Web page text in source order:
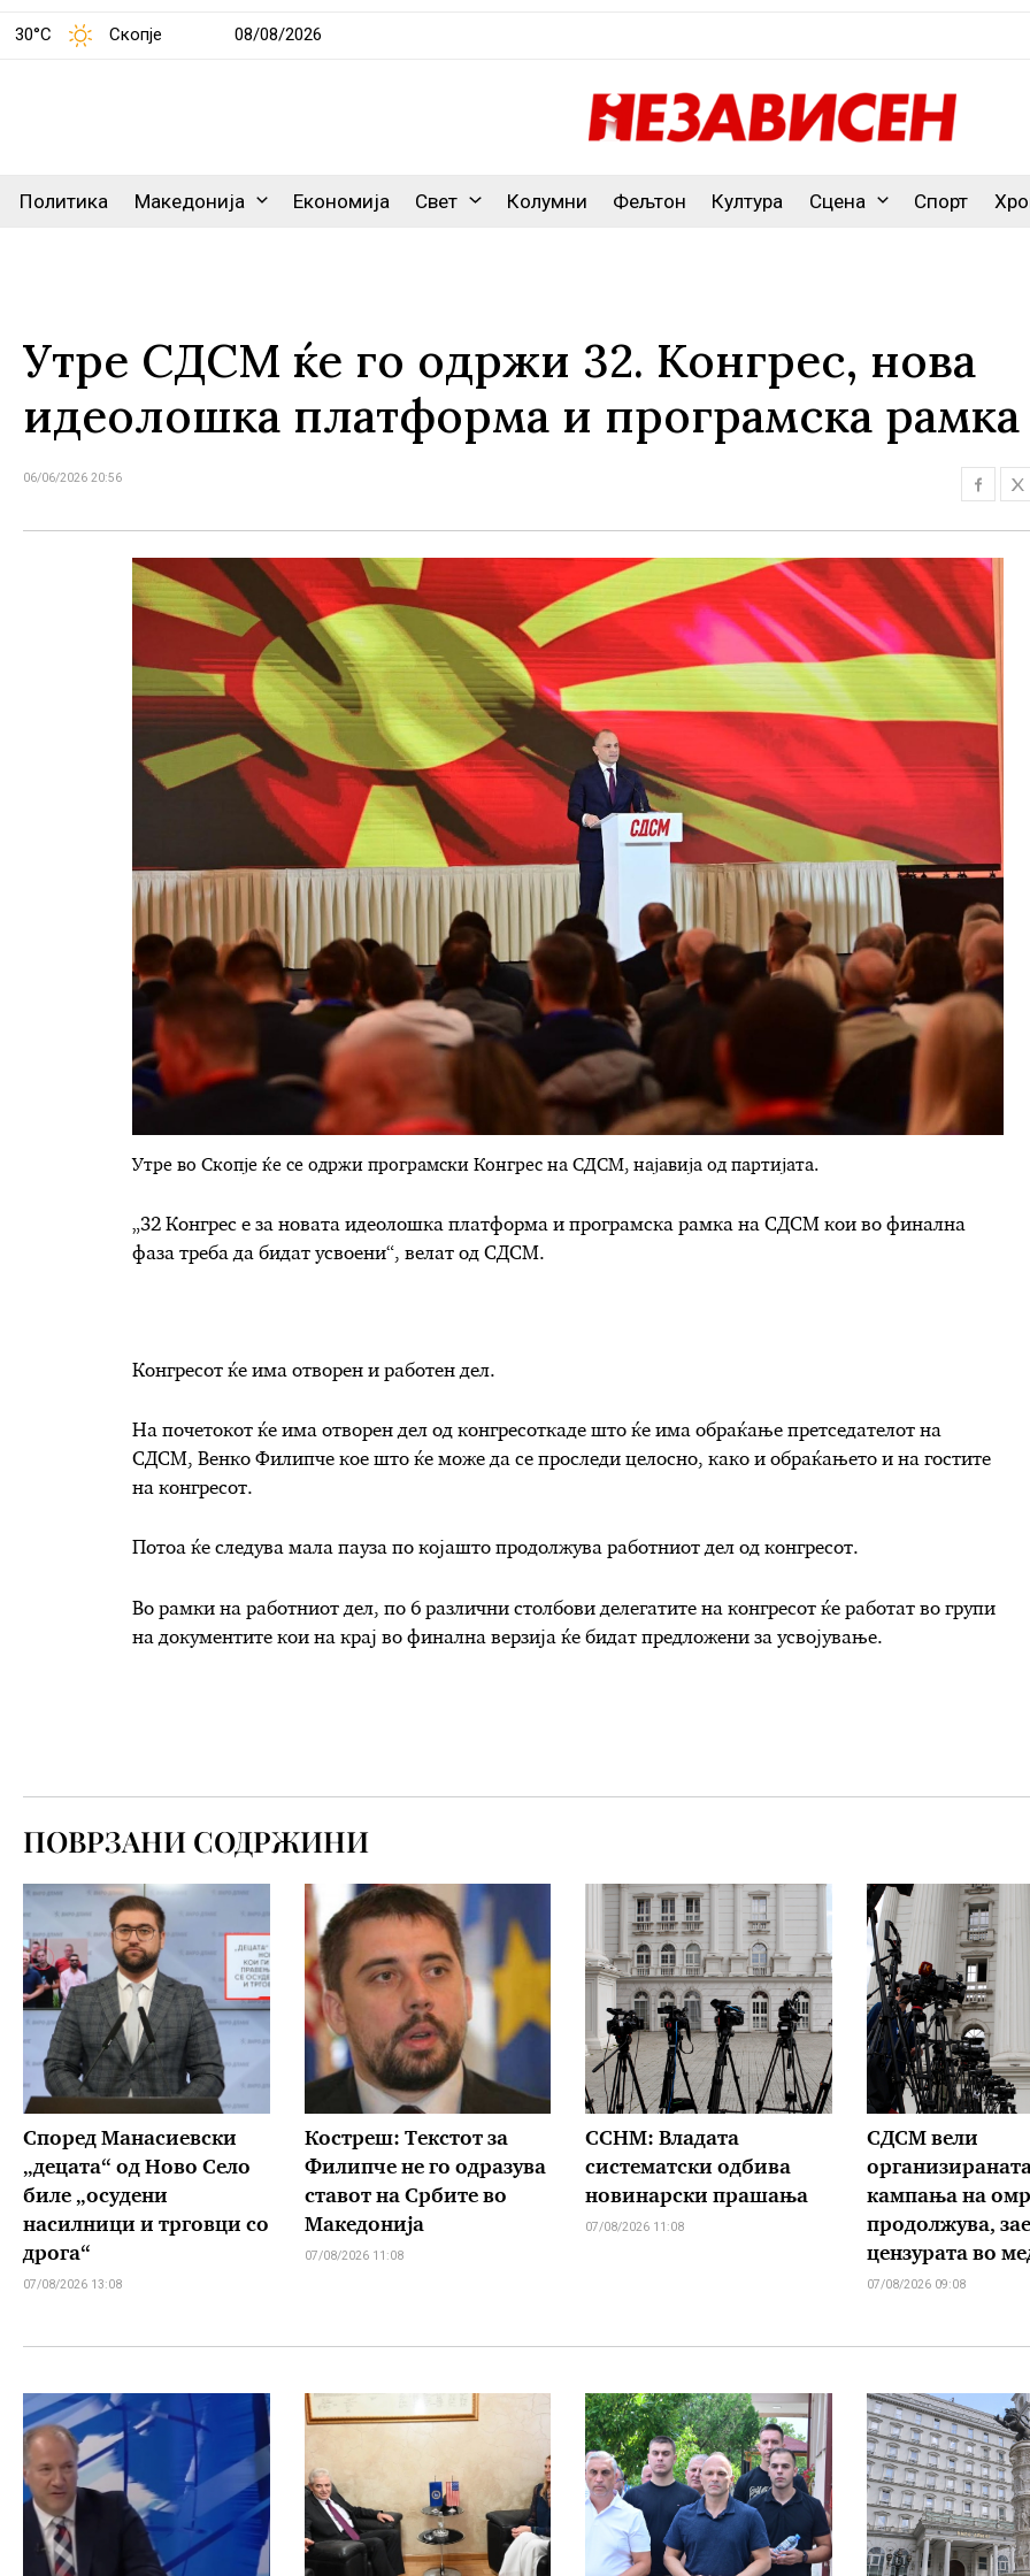
30°C Скопје 08/08/2026
Политика Македонија Економија Свет Колумни Фељтон Култура Сцена Спорт
Утре СДСМ ќе го одржи 32. Конгрес, нова
идеолошка платформа и програмска рамка
06/06/2026 20:56
Утре во Скопје ќе се одржи програмски Конгрес на СДСМ, најавија од партијата.
„32 Конгрес е за новата идеолошка платформа и програмска рамка на СДСМ кои во финална
фаза треба да бидат усвоени“, велат од СДСМ.
Конгресот ќе има отворен и работен дел.
На почетокот ќе има отворен дел од конгресоткаде што ќе има обраќање претседателот на
СДСМ, Венко Филипче кое што ќе може да се проследи целосно, како и обраќањето и на гостите
на конгресот.
Потоа ќе следува мала пауза по којашто продолжува работниот дел од конгресот.
Во рамки на работниот дел, по 6 различни столбови делегатите на конгресот ќе работат во групи
на документите кои на крај во финална верзија ќе бидат предложени за усвојување.
ПОВРЗАНИ СОДРЖИНИ
Според Манасиевски
„децата“ од Ново Село
биле „осудени
насилници и трговци со
дрога“
07/08/2026 13:08
Костреш: Текстот за
Филипче не го одразува
ставот на Србите во
Македонија
07/08/2026 11:08
ССНМ: Владата
систематски одбива
новинарски прашања
07/08/2026 11:08
СДСМ вели
кампања на
продолжува,
цензурата во
07/08/2026 09:08